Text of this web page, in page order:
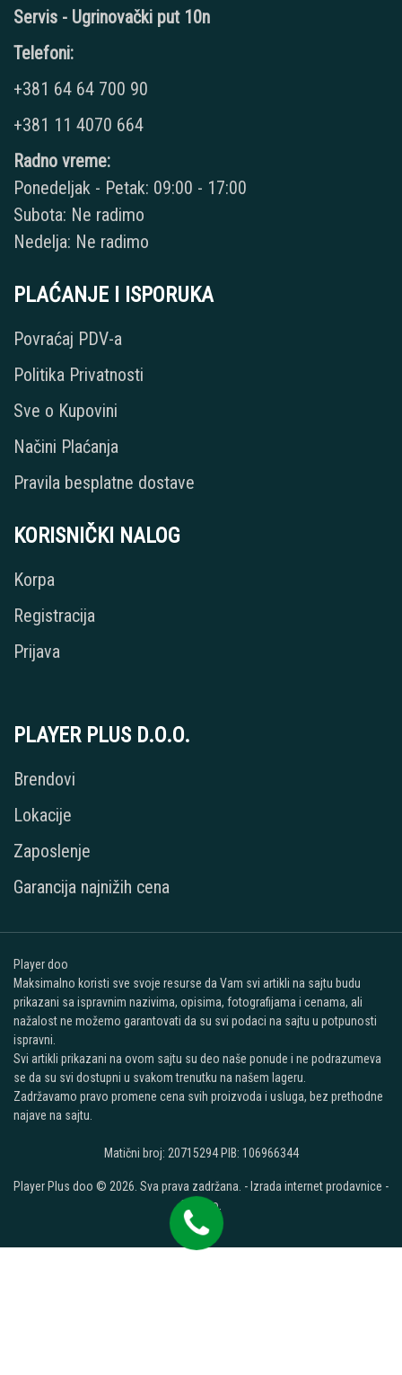
Servis - Ugrinovački put 10n
Telefoni:
+381 64 64 700 90
+381 11 4070 664
Radno vreme:
Ponedeljak - Petak: 09:00 - 17:00
Subota: Ne radimo
Nedelja: Ne radimo
PLAĆANJE I ISPORUKA
Povraćaj PDV-a
Politika Privatnosti
Sve o Kupovini
Načini Plaćanja
Pravila besplatne dostave
KORISNIČKI NALOG
Korpa
Registracija
Prijava
PLAYER PLUS D.O.O.
Brendovi
Lokacije
Zaposlenje
Garancija najnižih cena
Player doo
Maksimalno koristi sve svoje resurse da Vam svi artikli na sajtu budu
prikazani sa ispravnim nazivima, opisima, fotografijama i cenama, ali
nažalost ne možemo garantovati da su svi podaci na sajtu u potpunosti
ispravni.
Svi artikli prikazani na ovom sajtu su deo naše ponude i ne podrazumeva
se da su svi dostupni u svakom trenutku na našem lageru.
Zadržavamo pravo promene cena svih proizvoda i usluga, bez prethodne
najave na sajtu.
Matični broj: 20715294 PIB: 106966344
Player Plus doo © 2026. Sva prava zadržana. - Izrada internet prodavnice -
Selltico.